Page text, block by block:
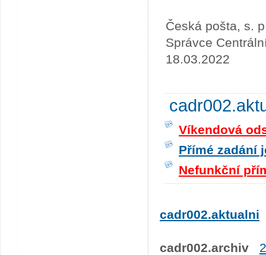
Česká pošta, s.
Správce
18.03.2022
Víkendová
Přímé zadání
Nefunkční
cadr002.aktualni
cadr002.archiv